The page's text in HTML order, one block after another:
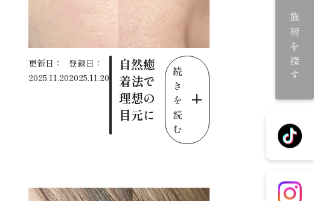
更新日：
2025.11.20
登録日：
2025.11.20
自然癒
着法で
理想の
目元に
続
き
を
読
む
施術を探す